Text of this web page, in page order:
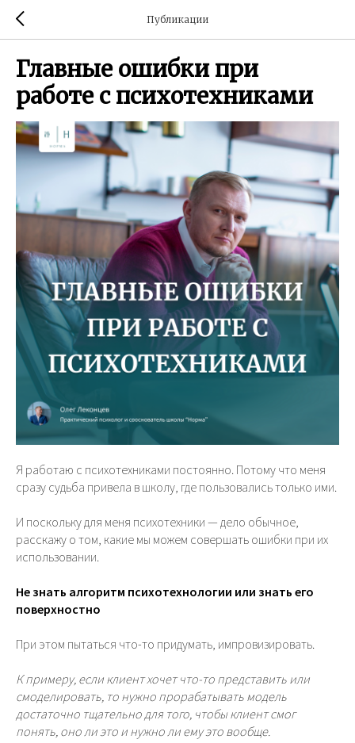
Публикации
Главные ошибки при
работе с психотехниками
Я работаю с психотехниками постоянно. Потому что меня
сразу судьба привела в школу, где пользовались только ими.
И поскольку для меня психотехники — дело обычное,
расскажу о том, какие мы можем совершать ошибки при их
использовании.
Не знать алгоритм психотехнологии или знать его
поверхностно
При этом пытаться что-то придумать, импровизировать.
К примеру, если клиент хочет что-то представить или
смоделировать, то нужно прорабатывать модель
достаточно тщательно для того, чтобы клиент смог
понять, оно ли это и нужно ли ему это вообще.